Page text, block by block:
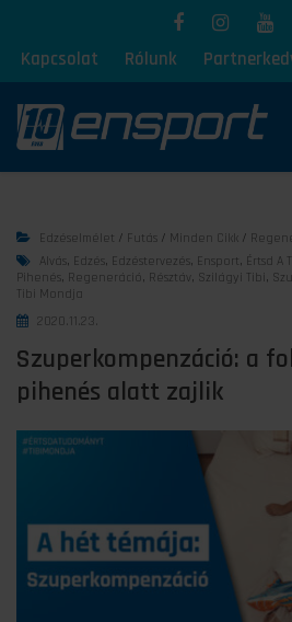
Kapcsolat Rólunk
Edzéselmélet / Futás / Minden Cikk /
Alvás, Edzés, Edzéstervezés, Ensport , Értsd A
Pihenés, Regeneráció , Résztáv , Szilágyi Tibi,
Tibi Mondja
2020.11.23.
Szuperkompenzáció: a
pihenés alatt zajlik